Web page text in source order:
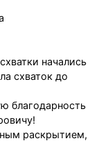
начались
схваток до
благодарность
раскрытием,